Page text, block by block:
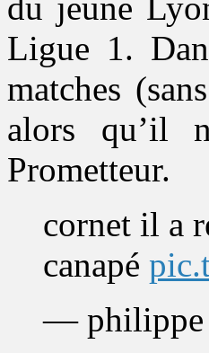
Ligue 1.
matches
alors qu’il
Prometteur.
cornet il a
canapé
— philippe